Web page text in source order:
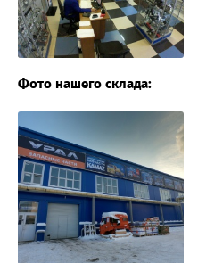
Фото нашего склада: